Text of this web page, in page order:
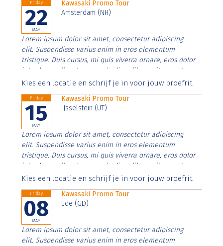
Friday
22
MAY
Kawasaki Promo Tour
Amsterdam (NH)
Lorem ipsum dolor sit amet, consectetur adipiscing
elit. Suspendisse varius enim in eros elementum
tristique. Duis cursus, mi quis viverra ornare, eros dolor
interdum nulla, ut commodo diam libero vitae erat.
Aenean faucibus nibh et justo cursus id rutrum lorem
Kies een locatie en schrijf je in voor jouw proefrit
Friday
15
MAY
Kawasaki Promo Tour
IJsselstein (UT)
Lorem ipsum dolor sit amet, consectetur adipiscing
elit. Suspendisse varius enim in eros elementum
tristique. Duis cursus, mi quis viverra ornare, eros dolor
interdum nulla, ut commodo diam libero vitae erat.
Aenean faucibus nibh et justo cursus id rutrum lorem
Kies een locatie en schrijf je in voor jouw proefrit
Friday
08
MAY
Kawasaki Promo Tour
Ede (GD)
Lorem ipsum dolor sit amet, consectetur adipiscing
elit. Suspendisse varius enim in eros elementum